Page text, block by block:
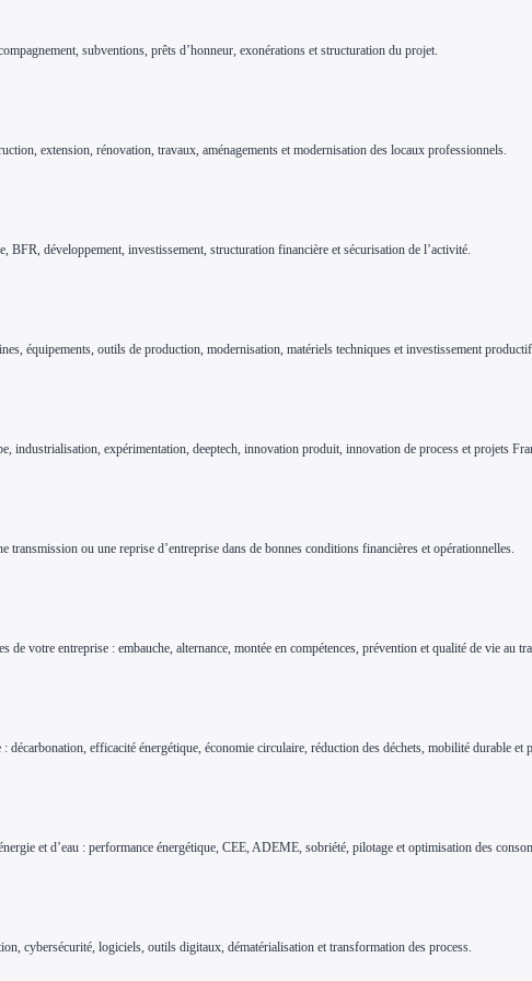
subventions, prêts d’honneur, exonérations et structuration du projet.
extension, rénovation, travaux, aménagements et modernisation des locaux professionnels.
développement, investissement, structuration financière et sécurisation de l’activité.
équipements, outils de production, modernisation, matériels techniques et investissement
expérimentation, deeptech, innovation produit, innovation de process et projets
ou une reprise d’entreprise dans de bonnes conditions financières et opérationnelles.
votre entreprise : embauche, alternance, montée en compétences, prévention et qualité de vie au
efficacité énergétique, économie circulaire, réduction des déchets, mobilité durable et
et d’eau : performance énergétique, CEE, ADEME, sobriété, pilotage et optimisation des
cybersécurité, logiciels, outils digitaux, dématérialisation et transformation des process.